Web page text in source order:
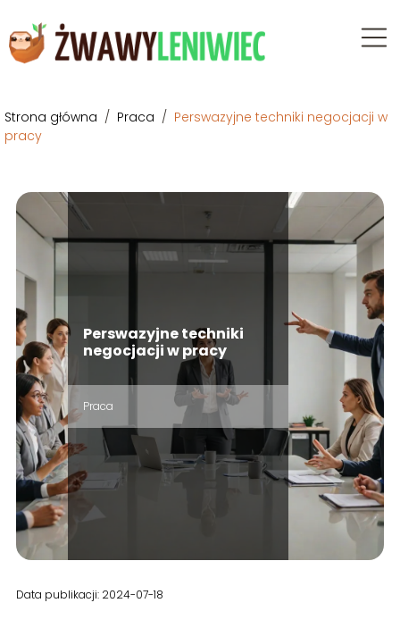
Strona główna / Praca / Perswazyjne techniki negocjacji w
pracy
Perswazyjne techniki
negocjacji w pracy
Praca
Data publikacji: 2024-07-18